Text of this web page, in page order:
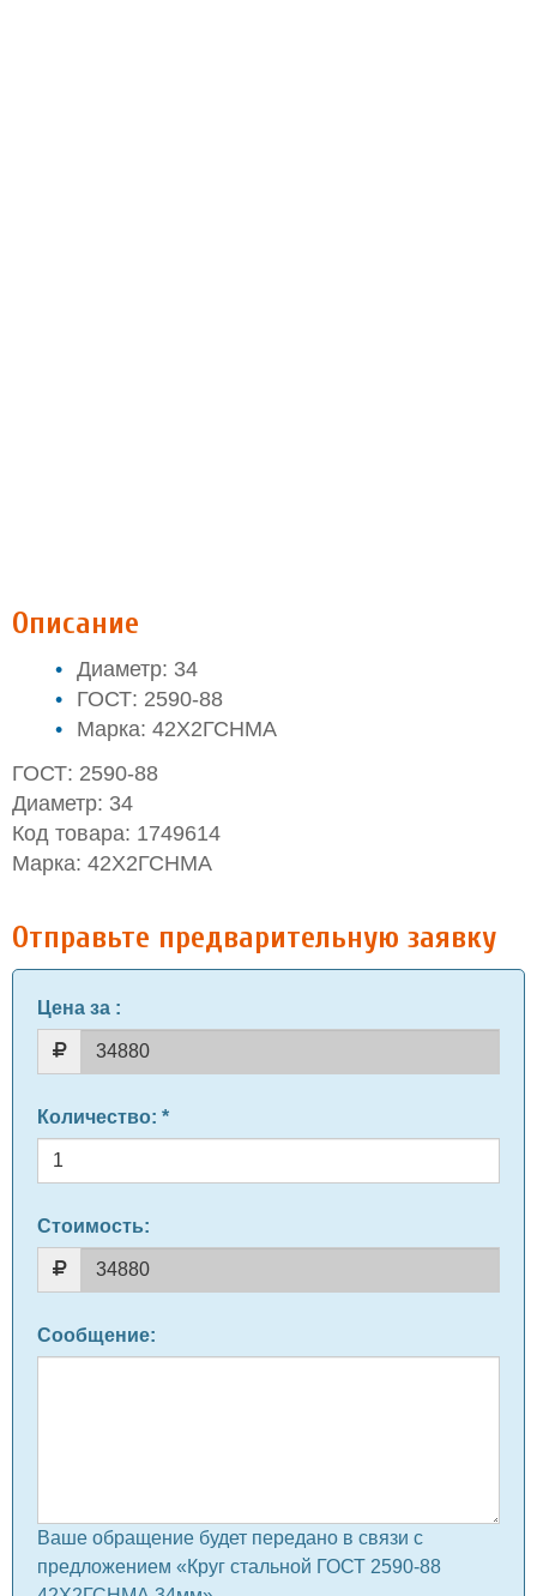
Описание
Диаметр: 34
ГОСТ: 2590-88
Марка: 42Х2ГСНМА
ГОСТ: 2590-88
Диаметр: 34
Код товара: 1749614
Марка: 42Х2ГСНМА
Отправьте предварительную заявку
Цена за :
Количество: *
Стоимость:
Сообщение:
Ваше обращение будет передано в связи с
предложением «Круг стальной ГОСТ 2590-88